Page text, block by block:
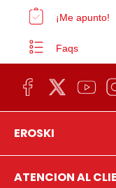
¡Me apunto!
Faqs
EROSKI
ATENCION AL